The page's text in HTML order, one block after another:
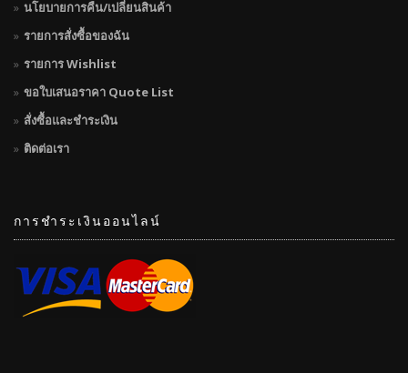
นโยบายการคืน/เปลี่ยนสินค้า
รายการสั่งซื้อของฉัน
รายการ Wishlist
ขอใบเสนอราคา Quote List
สั่งซื้อและชำระเงิน
ติดต่อเรา
การชำระเงินออนไลน์